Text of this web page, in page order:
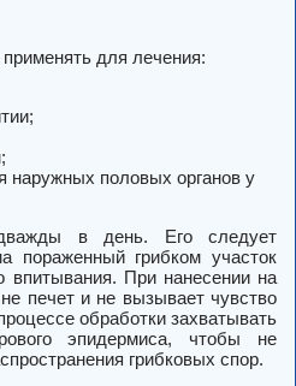
для лечения:
наружных половых органов у
в день. Его следует
пораженный грибком участок
впитывания. При нанесении на
печет и не вызывает чувство
обработки захватывать
эпидермиса, чтобы не
грибковых спор.